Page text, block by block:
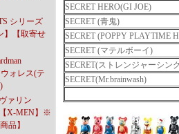
シリーズ
】【取寄せ
ォレス(テ
ァリン
X-MEN】※
品】
SECRET HERO(GI JOE)
SECRET (青鬼)
SECRET (POPPY PLAYTIME
SECRET (マテルボーイ)
SECRET(ストレンジャーシン
SECRET(Mr.brainwash)